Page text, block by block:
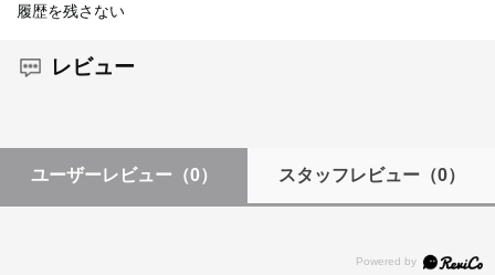
履歴を残さない
レビュー
ユーザーレビュー （0） スタッフレビュー（0）